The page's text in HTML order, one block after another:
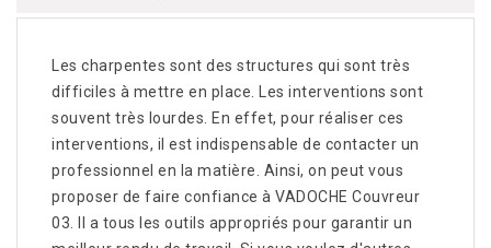
Les charpentes sont des structures qui sont très
difficiles à mettre en place. Les interventions sont
souvent très lourdes. En effet, pour réaliser ces
interventions, il est indispensable de contacter un
professionnel en la matière. Ainsi, on peut vous
proposer de faire confiance à VADOCHE Couvreur
03. Il a tous les outils appropriés pour garantir un